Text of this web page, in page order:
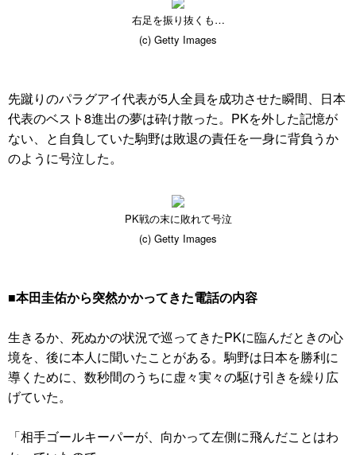
右足を振り抜くも…
(c) Getty Images
先蹴りのパラグアイ代表が5人全員を成功させた瞬間、日本
代表のベスト8進出の夢は砕け散った。PKを外した記憶が
ない、と自負していた駒野は敗退の責任を一身に背負うか
のように号泣した。
PK戦の末に敗れて号泣
(c) Getty Images
■本田圭佑から突然かかってきた電話の内容
生きるか、死ぬかの状況で巡ってきたPKに臨んだときの心
境を、後に本人に聞いたことがある。駒野は日本を勝利に
導くために、数秒間のうちに虚々実々の駆け引きを繰り広
げていた。
「相手ゴールキーパーが、向かって左側に飛んだことはわ